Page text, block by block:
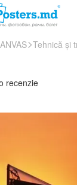
Tehnică și
recenzie